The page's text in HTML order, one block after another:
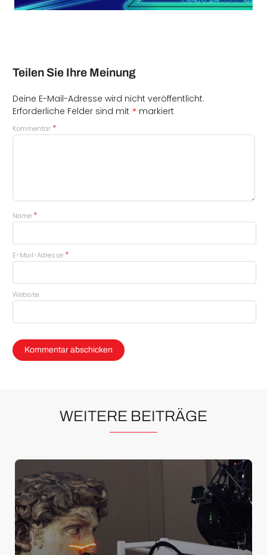
Teilen Sie Ihre Meinung
Deine E-Mail-Adresse wird nicht veröffentlicht.
Erforderliche Felder sind mit * markiert
Kommentar *
Name *
E-Mail-Adresse *
Website
WEITERE BEITRÄGE